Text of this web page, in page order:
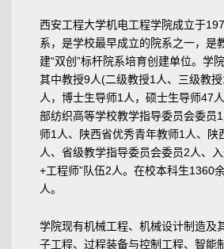
西安工程大学机电工程学院成立于
系，是学校最早成立的院系之一，是
建“双创”标杆院系培育创建单位。学
其中教授9人(二级教授1人、三级教
人，博士生导师1人，硕士生导师47
部纺织高等学校教学指导委员会委员
师1人、陕西省优秀青年教师1人、陕
人、省级教学指导委员会委员2人、
+工程师”队伍2人。在校本科生1360
人。
学院现有机械工程、机械设计制造及
子工程、过程装备与控制工程、智能